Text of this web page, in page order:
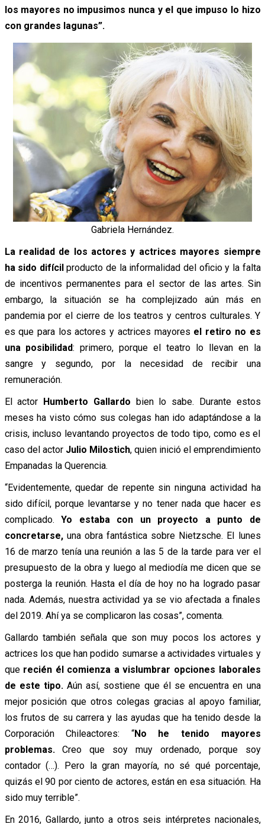
los mayores no impusimos nunca y el que impuso lo hizo
con grandes lagunas”.
Gabriela Hernández.
La realidad de los actores y actrices mayores siempre
ha sido difícilproducto de la informalidad del oficio y la falta
de incentivos permanentes para el sector de las artes. Sin
embargo, la situación se ha complejizado aún más en
pandemia por el cierre de los teatros y centros culturales. Y
es que para los actores y actrices mayores el retiro no es
una posibilidad: primero, porque el teatro lo llevan en la
sangre y segundo, por la necesidad de recibir una
remuneración.
El actor Humberto Gallardo bien lo sabe. Durante estos
meses ha visto cómo sus colegas han ido adaptándose a la
crisis, incluso levantando proyectos de todo tipo, como es el
caso del actor Julio Milostich, quien inició el emprendimiento
Empanadas la Querencia.
“Evidentemente, quedar de repente sin ninguna actividad ha
sido difícil, porque levantarse y no tener nada que hacer es
complicado. Yo estaba con un proyecto a punto de
concretarse, una obra fantástica sobre Nietzsche. El lunes
16 de marzo tenía una reunión a las 5 de la tarde para ver el
presupuesto de la obra y luego al mediodía me dicen que se
posterga la reunión. Hasta el día de hoy no ha logrado pasar
nada. Además, nuestra actividad ya se vio afectada a finales
del 2019. Ahí ya se complicaron las cosas”, comenta.
Gallardo también señala que son muy pocos los actores y
actrices los que han podido sumarse a actividades virtuales y
que recién él comienza a vislumbrar opciones laborales
de este tipo.Aún así, sostiene que él se encuentra en una
mejor posición que otros colegas gracias al apoyo familiar,
los frutos de su carrera y las ayudas que ha tenido desde la
Corporación Chileactores: “No he tenido mayores
problemas.Creo que soy muy ordenado, porque soy
contador (…). Pero la gran mayoría, no sé qué porcentaje,
quizás el 90 por ciento de actores, están en esa situación. Ha
sido muy terrible”.
En 2016, Gallardo, junto a otros seis intérpretes nacionales,